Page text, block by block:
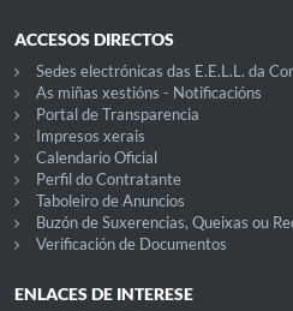
ACCESOS DIRECTOS
Sedes electrónicas das E.E.L.L. da
As miñas xestións - Notificacións
Portal de Transparencia
Impresos xerais
Calendario Oficial
Perfil do Contratante
Taboleiro de Anuncios
Buzón de Suxerencias, Queixas ou
Verificación de Documentos
ENLACES DE INTERESE